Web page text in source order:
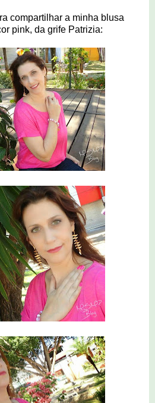
compartilhar a minha blusa
pink, da grife Patrizia: